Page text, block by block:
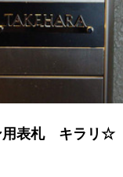
用表札 キラリ☆